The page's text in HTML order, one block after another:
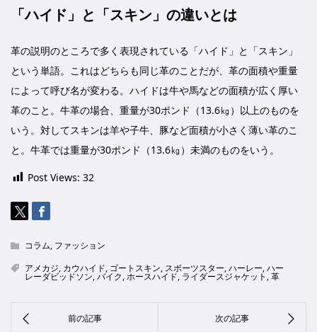
「ハイド」と「スキン」の違いとは
革の説明のところで多く表現されている「ハイド」と「スキン」
という単語。これはどちらも同じ革のことだが、革の面積や重量
によって呼び名が変わる。ハイドは牛や馬などの面積が広く厚い
革のこと。牛革の場合、重量が30ポンド（13.6㎏）以上のものを
いう。対してスキンは羊や子牛、豚など面積が小さく薄い革のこ
と。牛革では重量が30ポンド（13.6㎏）未満のものをいう。
Post Views: 32
コラム, ファッション
アメカジ, カウハイド, ゴートスキン, スポーツスター,ハーレー,ハー
レーダビッドソン,バイク,ホースハイド, ライダースジャケット,革